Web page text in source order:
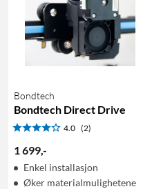
Bondtech
Bondtech Direct Drive
4.0 (2)
1 699,-
Enkel installasjon
Øker materialmulighetene